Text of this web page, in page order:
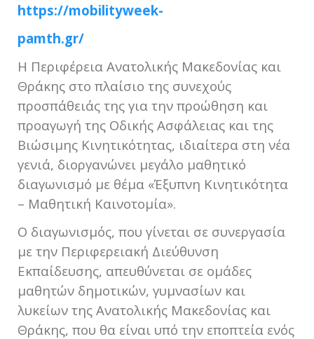
https://mobilityweek-
pamth.gr/
Η Περιφέρεια Ανατολικής Μακεδονίας και
Θράκης στο πλαίσιο της συνεχούς
προσπάθειάς της για την προώθηση και
προαγωγή της Οδικής Ασφάλειας και της
Βιώσιμης Κινητικότητας, ιδιαίτερα στη νέα
γενιά, διοργανώνει μεγάλο μαθητικό
διαγωνισμό με θέμα «Έξυπνη Κινητικότητα
– Μαθητική Καινοτομία».
Ο διαγωνισμός, που γίνεται σε συνεργασία
με την Περιφερειακή Διεύθυνση
Εκπαίδευσης, απευθύνεται σε ομάδες
μαθητών δημοτικών, γυμνασίων και
λυκείων της Ανατολικής Μακεδονίας και
Θράκης, που θα είναι υπό την εποπτεία ενός